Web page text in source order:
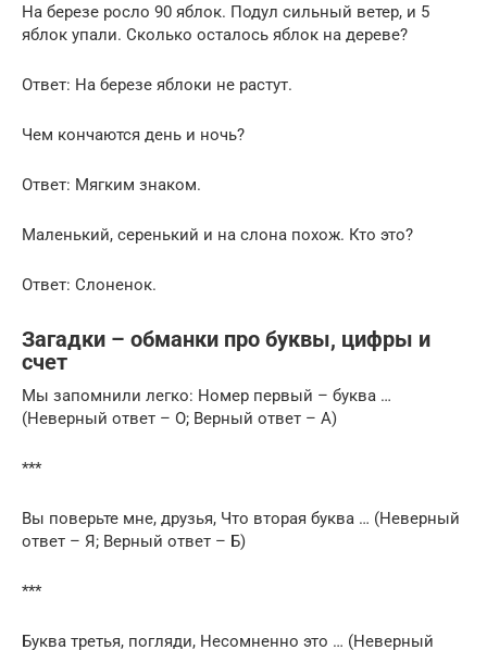
На березе росло 90 яблок. Подул сильный ветер, и 5
яблок упали. Сколько осталось яблок на дереве?
Ответ: На березе яблоки не растут.
Чем кончаются день и ночь?
Ответ: Мягким знаком.
Маленький, серенький и на слона похож. Кто это?
Ответ: Слоненок.
Загадки – обманки про буквы, цифры и
счет
Мы запомнили легко: Номер первый – буква …
(Неверный ответ – О; Верный ответ – А)
***
Вы поверьте мне, друзья, Что вторая буква … (Неверный
ответ – Я; Верный ответ – Б)
***
Буква третья, погляди, Несомненно это … (Неверный